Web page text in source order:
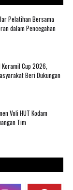
Pelatihan Bersama
dalam Pencegahan
Cup 2026,
Beri Dukungan
Voli HUT Kodam
Tim